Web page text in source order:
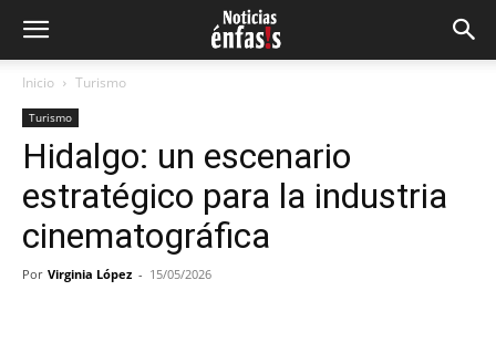
Inicio Turismo
Turismo
Hidalgo: un escenario
estratégico para la industria
cinematográfica
Por Virginia López - 15/05/2026